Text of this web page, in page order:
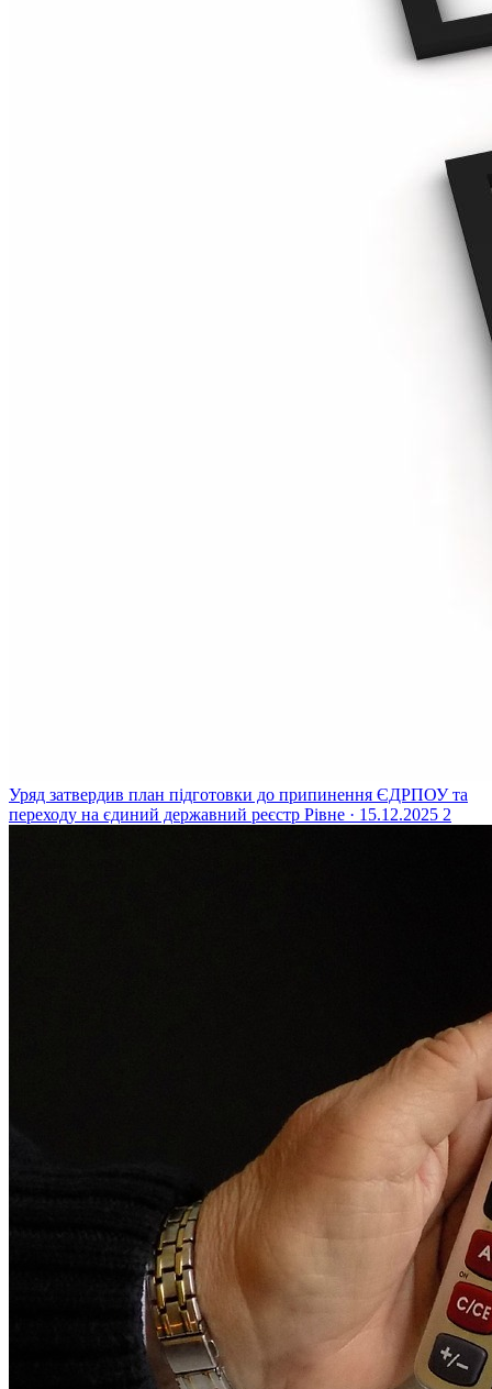
Уряд затвердив план підготовки до припинення ЄДРПОУ та
переходу на єдиний державний реєстр Рівне · 15.12.2025 2